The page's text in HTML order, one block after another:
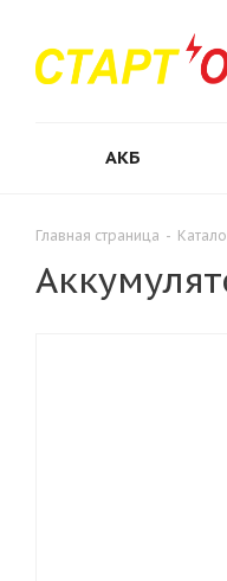
АКБ
Главная страница -